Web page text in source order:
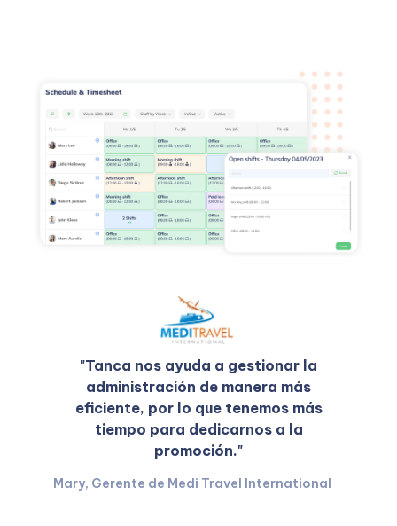
"Tanca nos ayuda a gestionar la
administración de manera más
eficiente, por lo que tenemos más
tiempo para dedicarnos a la
promoción."
Mary, Gerente de Medi Travel International